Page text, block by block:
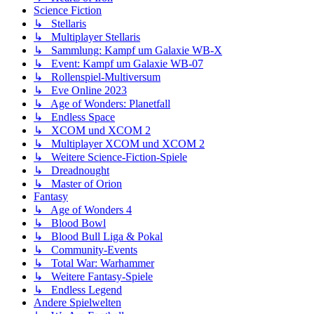
Science Fiction
↳ Stellaris
↳ Multiplayer Stellaris
↳ Sammlung: Kampf um Galaxie WB-X
↳ Event: Kampf um Galaxie WB-07
↳ Rollenspiel-Multiversum
↳ Eve Online 2023
↳ Age of Wonders: Planetfall
↳ Endless Space
↳ XCOM und XCOM 2
↳ Multiplayer XCOM und XCOM 2
↳ Weitere Science-Fiction-Spiele
↳ Dreadnought
↳ Master of Orion
Fantasy
↳ Age of Wonders 4
↳ Blood Bowl
↳ Blood Bull Liga & Pokal
↳ Community-Events
↳ Total War: Warhammer
↳ Weitere Fantasy-Spiele
↳ Endless Legend
Andere Spielwelten